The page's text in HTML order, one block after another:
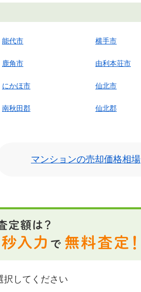
能代市 横手市
鹿角市 由利本荘市
にかほ市 仙北市
南秋田郡 仙北郡
マンションの売却価格相場
択してください